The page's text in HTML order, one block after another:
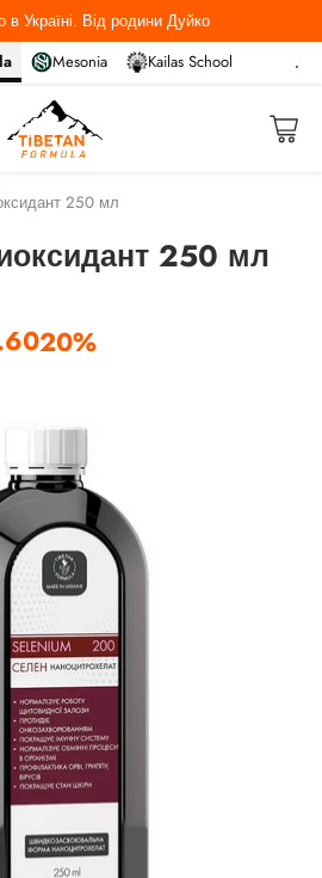
Mesonia Kailas School
в Україні. Від родини Дуйко
250 мл
250 мл
20%